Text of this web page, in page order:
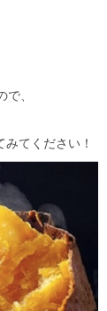
、
てください！